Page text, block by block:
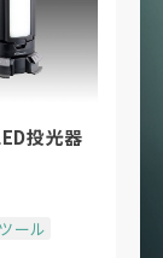
投光器
ール